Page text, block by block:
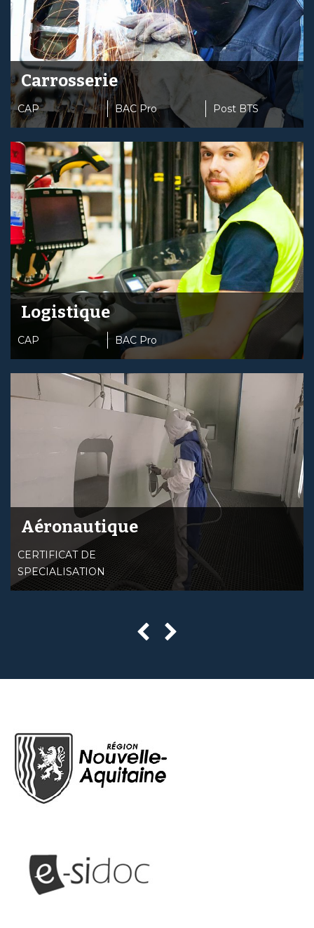
Carrosserie
CAP BAC Pro Post BTS
Logistique
CAP BAC Pro
Aéronautique
CERTIFICAT DE
SPECIALISATION